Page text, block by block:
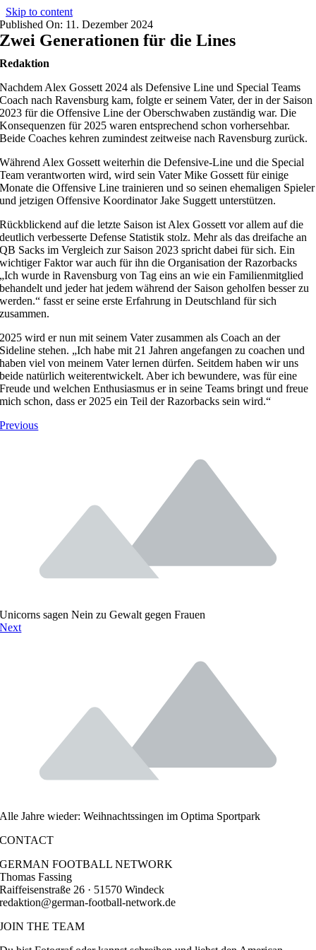
Skip to content
Published On: 11. Dezember 2024
Zwei Generationen für die Lines
Redaktion
Nachdem Alex Gossett 2024 als Defensive Line und Special Teams
Coach nach Ravensburg kam, folgte er seinem Vater, der in der Saison
2023 für die Offensive Line der Oberschwaben zuständig war. Die
Konsequenzen für 2025 waren entsprechend schon vorhersehbar.
Beide Coaches kehren zumindest zeitweise nach Ravensburg zurück.
Während Alex Gossett weiterhin die Defensive-Line und die Special
Team verantworten wird, wird sein Vater Mike Gossett für einige
Monate die Offensive Line trainieren und so seinen ehemaligen Spieler
und jetzigen Offensive Koordinator Jake Suggett unterstützen.
Rückblickend auf die letzte Saison ist Alex Gossett vor allem auf die
deutlich verbesserte Defense Statistik stolz. Mehr als das dreifache an
QB Sacks im Vergleich zur Saison 2023 spricht dabei für sich. Ein
wichtiger Faktor war auch für ihn die Organisation der Razorbacks
„Ich wurde in Ravensburg von Tag eins an wie ein Familienmitglied
behandelt und jeder hat jedem während der Saison geholfen besser zu
werden.“ fasst er seine erste Erfahrung in Deutschland für sich
zusammen.
2025 wird er nun mit seinem Vater zusammen als Coach an der
Sideline stehen. „Ich habe mit 21 Jahren angefangen zu coachen und
haben viel von meinem Vater lernen dürfen. Seitdem haben wir uns
beide natürlich weiterentwickelt. Aber ich bewundere, was für eine
Freude und welchen Enthusiasmus er in seine Teams bringt und freue
mich schon, dass er 2025 ein Teil der Razorbacks sein wird.“
Previous
Unicorns sagen Nein zu Gewalt gegen Frauen
Next
Alle Jahre wieder: Weihnachtssingen im Optima Sportpark
CONTACT
GERMAN FOOTBALL NETWORK
Thomas Fassing
Raiffeisenstraße 26 · 51570 Windeck
redaktion@german-football-network.de
JOIN THE TEAM